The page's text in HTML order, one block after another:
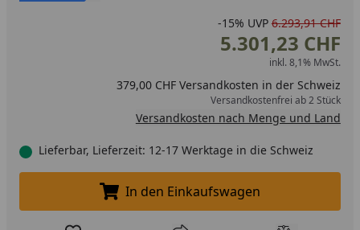
-15% UVP 6.293,91 CHF
5.301,23 CHF
inkl. 8,1% MwSt.
379,00 CHF Versandkosten in der Schweiz
Versandkostenfrei ab 2 Stück
Versandkosten nach Menge und Land
Lieferbar, Lieferzeit: 12-17 Werktage in die Schweiz
In den Einkaufswagen legen
In den Einkaufswagen